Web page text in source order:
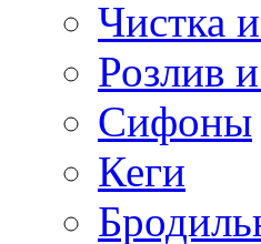
Чистка
Розлив
Сифоны
Кеги